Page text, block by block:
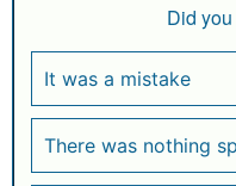
Did
It was a mistake
There was nothing